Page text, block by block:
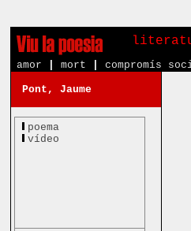
amor mort compromís
Pont, Jaume
poema
vídeo